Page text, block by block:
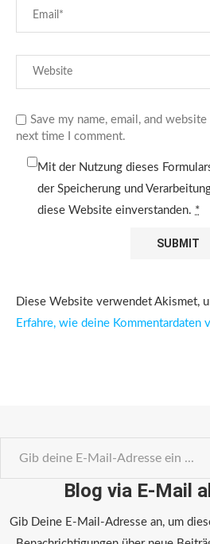
Save my name, email, and
next time I comment.
Mit der Nutzung dieses
der Speicherung und
diese Website einverstanden. *
Diese Website verwendet Akismet,
Erfahre, wie deine Kommentardaten
Blog via E-Mail
Gib Deine E-Mail-Adresse an, um